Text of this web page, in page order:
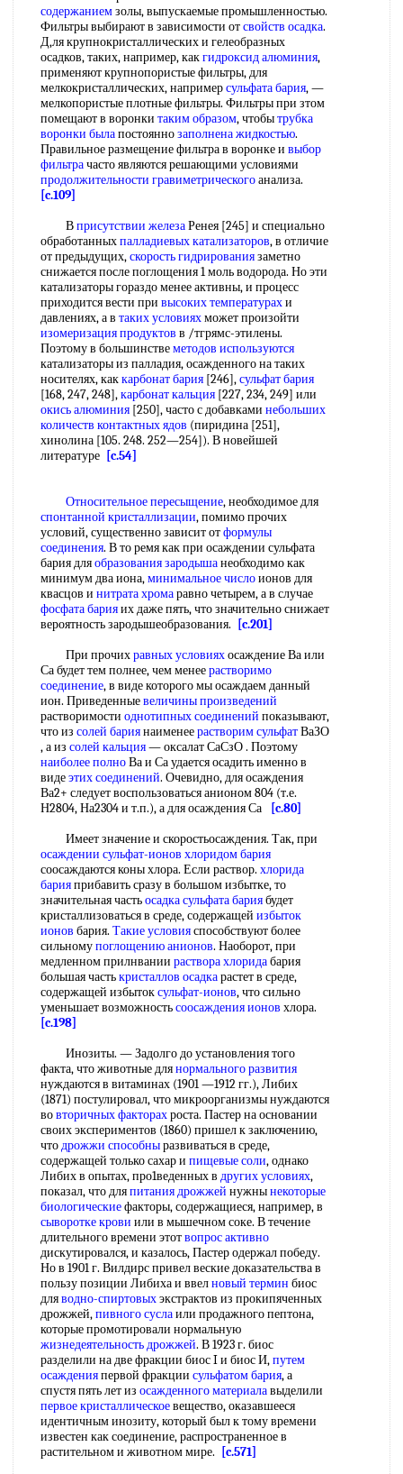
содержаниемзолы, выпускаемые промышленностью.
Фильтры выбирают в зависимости отсвойств осадка.
Д,ля крупнокристаллических и гелеобразных
осадков, таких, например, какгидроксид алюминия,
применяют крупнопористые фильтры, для
мелкокристаллических, напримерсульфата бария, —
мелкопористые плотные фильтры. Фильтры при зтом
помещают в воронки таким образом, чтобытрубка
воронки былапостояннозаполнена жидкостью.
Правильное размещение фильтра в воронке и выбор
фильтрачасто являются решающими условиями
продолжительности гравиметрическогоанализа.
[c.109]
Вприсутствии железаРенея [245] и специально
обработанныхпалладиевых катализаторов, в отличие
от предыдущих,скорость гидрированиязаметно
снижается после поглощения 1 моль водорода. Но эти
катализаторы гораздо менее активны, и процесс
приходится вести при высоких температурахи
давлениях, а в таких условияхможет произойти
изомеризация продуктов в /тгрямс-этилены.
Поэтому в большинствеметодов используются
катализаторы из палладия, осажденного на таких
носителях, каккарбонат бария [246],сульфат бария
[168, 247, 248],карбонат кальция [227, 234, 249] или
окись алюминия [250], часто с добавками небольших
количеств контактных ядов (пиридина [251],
хинолина [105. 248. 252—254]). В новейшей
литературе [c.54]
Относительное пересыщение, необходимое для
спонтанной кристаллизации, помимо прочих
условий, существенно зависит отформулы
соединения. В то ремя как при осаждении сульфата
бария дляобразования зародышанеобходимо как
минимум два иона,минимальное числоионов для
квасцов и нитрата хромаравно четырем, а в случае
фосфата барияих даже пять, что значительно снижает
вероятность зародышеобразования.
[c.201]
При прочихравных условияхосаждение Ва или
Са будет тем полнее, чем менеерастворимо
соединение, в виде которого мы осаждаем данный
ион. Приведенныевеличины произведений
растворимости однотипных соединений показывают,
что из солей бариянаименеерастворим сульфатВаЗО
, а из солей кальция— оксалат СаСзО . Поэтому
наиболее полноВа и Са удается осадить именно в
видеэтих соединений. Очевидно, для осаждения
Ва2+ следует воспользоваться анионом 804 (т.е.
Н2804, На2304 и т.п.), а для осаждения Са
[c.80]
Имеет значение и скоростьосаждения. Так, при
осаждении сульфат-ионов хлоридом бария
соосаждаются коны хлора. Если раствор. хлорида
барияприбавить сразу в большом избытке, то
значительная частьосадка сульфата бариябудет
кристаллизоваться в среде, содержащей избыток
ионов бария. Такие условияспособствуют более
сильномупоглощению анионов. Наоборот, при
медленном прилнвании раствора хлоридабария
большая частькристаллов осадкарастет в среде,
содержащей избытоксульфат-ионов, что сильно
уменьшает возможностьсоосаждения ионов хлора.
[c.198]
Инозиты. — Задолго до установления того
факта, что животные длянормального развития
нуждаются в витаминах (1901 —1912 гг.), Либих
(1871) постулировал, что микроорганизмы нуждаются
вовторичных факторахроста. Пастер на основании
своих экспериментов (1860) пришел к заключению,
чтодрожжи способныразвиваться в среде,
содержащей только сахар и пищевые соли, однако
Либих в опытах, про1веденных в других условиях,
показал, что дляпитания дрожжей нужнынекоторые
биологическиефакторы, содержащиеся, например, в
сыворотке крови или в мышечном соке. В течение
длительного времени этотвопрос активно
дискутировался, и казалось, Пастер одержал победу.
Но в 1901 г. Вилдирс привел веские доказательства в
пользу позиции Либиха и ввелновый термин биос
дляводно-спиртовыхэкстрактов из прокипяченных
дрожжей,пивного суслаили продажного пептона,
которые промотировали нормальную
жизнедеятельность дрожжей. В 1923 г. биос
разделили на две фракции биос I и биос И,путем
осажденияпервой фракции сульфатом бария, а
спустя пять лет из осажденного материалавыделили
первое кристаллическоевещество, оказавшееся
идентичным инозиту, который был к тому времени
известен как соединение, распространенное в
растительном и животном мире.
[c.571]